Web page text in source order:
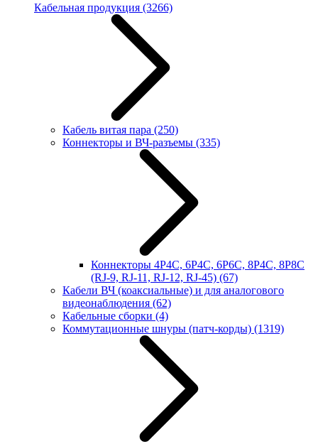
Кабельная продукция (3266)
Кабель витая пара (250)
Коннекторы и ВЧ-разъемы (335)
Коннекторы 4P4C, 6P4C, 6P6C, 8P4C, 8P8C
(RJ-9, RJ-11, RJ-12, RJ-45) (67)
Кабели ВЧ (коаксиальные) и для аналогового
видеонаблюдения (62)
Кабельные сборки (4)
Коммутационные шнуры (патч-корды) (1319)